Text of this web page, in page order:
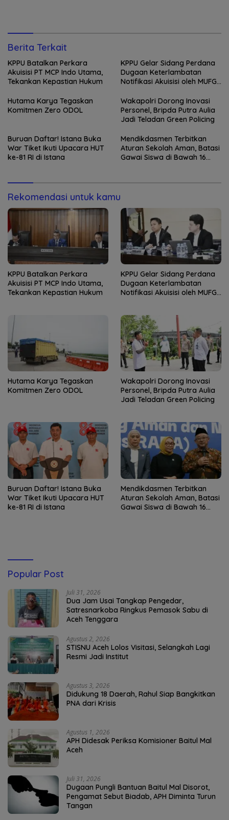
Berita Terkait
KPPU Batalkan Perkara
Akuisisi PT MCP Indo Utama,
Tekankan Kepastian Hukum
KPPU Gelar Sidang Perdana
Dugaan Keterlambatan
Notifikasi Akuisisi oleh MUFG
Hutama Karya Tegaskan
Komitmen Zero ODOL
Wakapolri Dorong Inovasi
Personel, Bripda Putra Aulia
Jadi Teladan Green Policing
Buruan Daftar! Istana Buka
War Tiket Ikuti Upacara HUT
ke-81 RI di Istana
Mendikdasmen Terbitkan
Aturan Sekolah Aman, Batasi
Gawai Siswa di Bawah 16
Rekomendasi untuk kamu
KPPU Batalkan Perkara
Akuisisi PT MCP Indo Utama,
Tekankan Kepastian Hukum
KPPU Gelar Sidang Perdana
Dugaan Keterlambatan
Notifikasi Akuisisi oleh MUFG
Hutama Karya Tegaskan
Komitmen Zero ODOL
Wakapolri Dorong Inovasi
Personel, Bripda Putra Aulia
Jadi Teladan Green Policing
Buruan Daftar! Istana Buka
War Tiket Ikuti Upacara HUT
ke-81 RI di Istana
Mendikdasmen Terbitkan
Aturan Sekolah Aman, Batasi
Gawai Siswa di Bawah 16
Popular Post
Juli 31, 2026
Dua Jam Usai Tangkap Pengedar,
Satresnarkoba Ringkus Pemasok Sabu di
Aceh Tenggara
Agustus 2, 2026
STISNU Aceh Lolos Visitasi, Selangkah Lagi
Resmi Jadi Institut
Agustus 3, 2026
Didukung 18 Daerah, Rahul Siap Bangkitkan
PNA dari Krisis
Agustus 1, 2026
APH Didesak Periksa Komisioner Baitul Mal
Aceh
Juli 31, 2026
Dugaan Pungli Bantuan Baitul Mal Disorot,
Pengamat Sebut Biadab, APH Diminta Turun
Tangan